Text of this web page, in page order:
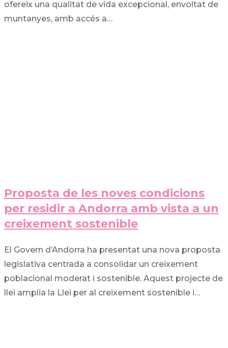
ofereix una qualitat de vida excepcional, envoltat de
muntanyes, amb accés a…
Proposta de les noves condicions
per residir a Andorra amb vista a un
creixement sostenible
El Govern d’Andorra ha presentat una nova proposta
legislativa centrada a consolidar un creixement
poblacional moderat i sostenible. Aquest projecte de
llei amplia la Llei per al creixement sostenible i…